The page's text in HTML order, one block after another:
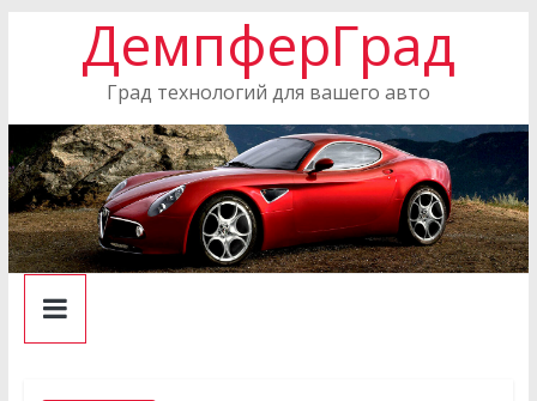
ДемпферГрад
Град технологий для вашего авто